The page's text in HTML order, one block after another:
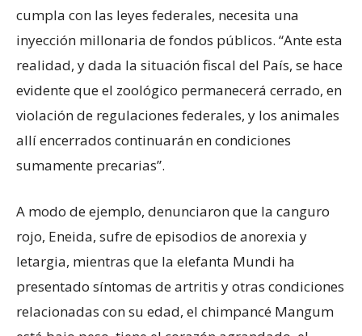
cumpla con las leyes federales, necesita una
inyección millonaria de fondos públicos. “Ante esta
realidad, y dada la situación fiscal del País, se hace
evidente que el zoológico permanecerá cerrado, en
violación de regulaciones federales, y los animales
allí encerrados continuarán en condiciones
sumamente precarias”.
A modo de ejemplo, denunciaron que la canguro
rojo, Eneida, sufre de episodios de anorexia y
letargia, mientras que la elefanta Mundi ha
presentado síntomas de artritis y otras condiciones
relacionadas con su edad, el chimpancé Mangum